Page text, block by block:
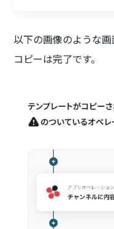
以下の画像のような
コピーは完了です。